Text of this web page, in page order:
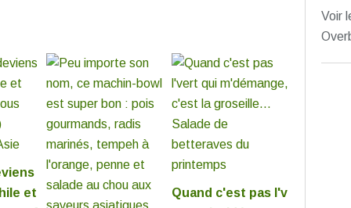
et
Quand c'est pas l'v
Voir